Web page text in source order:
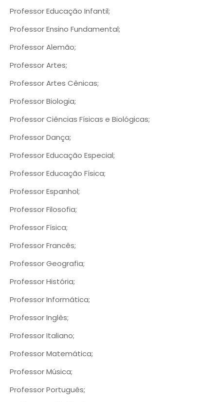
Professor Educação Infantil;
Professor Ensino Fundamental;
Professor Alemão;
Professor Artes;
Professor Artes Cênicas;
Professor Biologia;
Professor Ciências Físicas e Biológicas;
Professor Dança;
Professor Educação Especial;
Professor Educação Física;
Professor Espanhol;
Professor Filosofia;
Professor Física;
Professor Francês;
Professor Geografia;
Professor História;
Professor Informática;
Professor Inglês;
Professor Italiano;
Professor Matemática;
Professor Música;
Professor Português;